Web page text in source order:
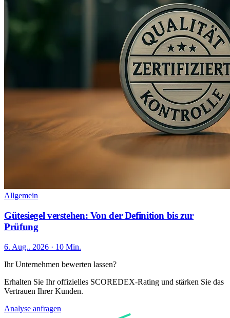
Allgemein
Gütesiegel verstehen: Von der Definition bis zur
Prüfung
6. Aug.. 2026 · 10 Min.
Ihr Unternehmen bewerten lassen?
Erhalten Sie Ihr offizielles SCOREDEX-Rating und stärken Sie das
Vertrauen Ihrer Kunden.
Analyse anfragen